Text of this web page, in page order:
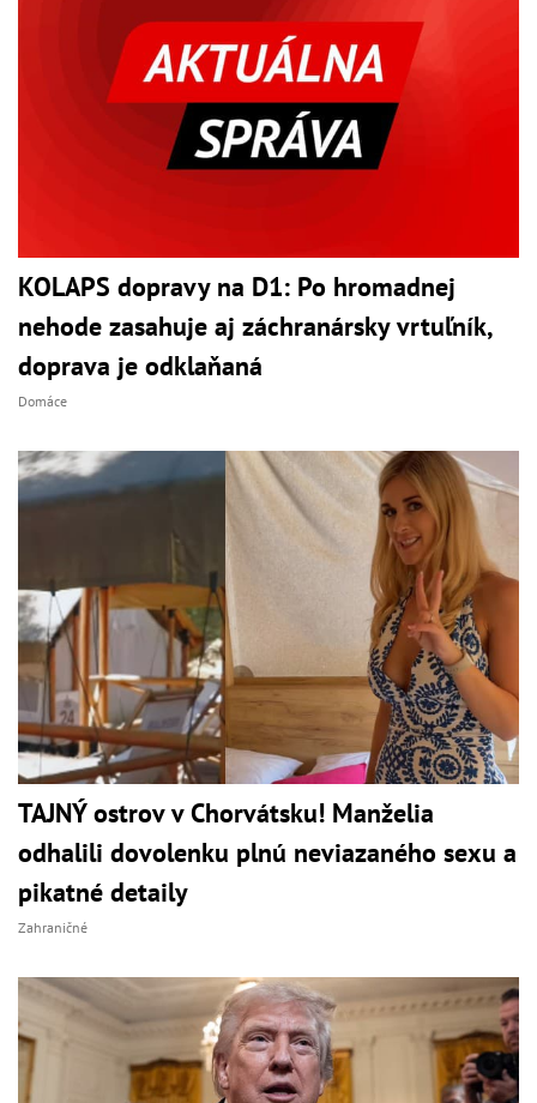
KOLAPS dopravy na D1: Po hromadnej
nehode zasahuje aj záchranársky vrtuľník,
doprava je odklaňaná
Domáce
TAJNÝ ostrov v Chorvátsku! Manželia
odhalili dovolenku plnú neviazaného sexu a
pikatné detaily
Zahraničné